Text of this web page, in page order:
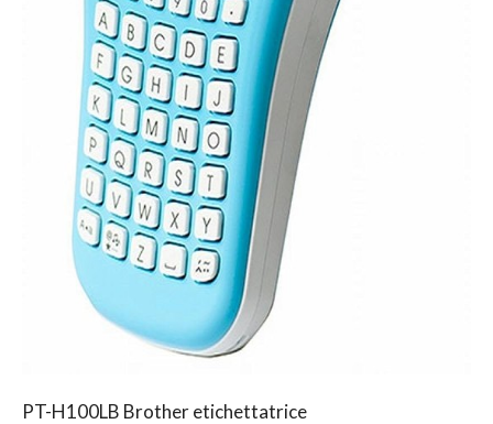
PT-H100LB Brother etichettatrice